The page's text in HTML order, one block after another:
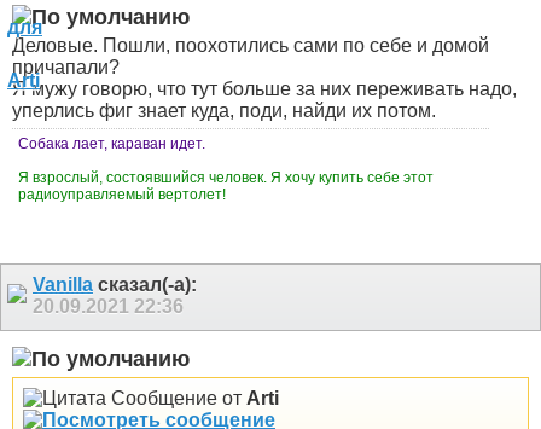
Деловые. Пошли, поохотились сами по себе и домой
причапали?
Я мужу говорю, что тут больше за них переживать надо,
уперлись фиг знает куда, поди, найди их потом.
Собака лает, караван идет.
Я взрослый, состоявшийся человек. Я хочу купить себе этот
радиоуправляемый вертолет!
Vanilla сказал(-а):
20.09.2021 22:36
Сообщение от Arti